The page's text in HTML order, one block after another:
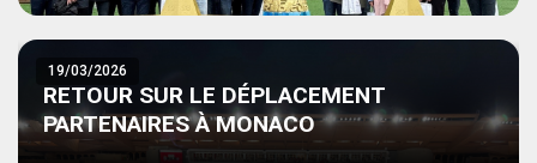
19/03/2026
RETOUR SUR LE DÉPLACEMENT
PARTENAIRES À MONACO